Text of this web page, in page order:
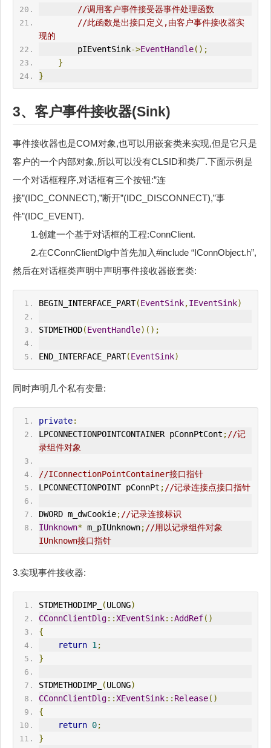
//调用客户事件接受器事件处理函数
//此函数是出接口定义,由客户事件接收器实
现的
        pIEventSink
->EventHandle();
}
}
3、客户事件接收器(Sink)
事件接收器也是COM对象,也可以用嵌套类来实现,但是它只是
客户的一个内部对象,所以可以没有CLSID和类厂.下面示例是
一个对话框程序,对话框有三个按钮:”连
接”(IDC_CONNECT),”断开”(IDC_DISCONNECT),”事
件”(IDC_EVENT).
1.创建一个基于对话框的工程:ConnClient.
2.在CConnClientDlg中首先加入#include “IConnObject.h”,
然后在对话框类声明中声明事件接收器嵌套类:
BEGIN_INTERFACE_PART(EventSink,IEventSink)
STDMETHOD(EventHandle)();
END_INTERFACE_PART(EventSink)
同时声明几个私有变量:
private:
LPCONNECTIONPOINTCONTAINER pConnPtCont ; //记
录组件对象
//IConnectionPointContainer接口指针
LPCONNECTIONPOINT pConnPt ; //记录连接点接口指针
DWORD m_dwCookie; //记录连接标识
IUnknown* m_pIUnknown; //用以记录组件对象
IUnknown接口指针
3.实现事件接收器:
STDMETHODIMP_ (ULONG)
CConnClientDlg::XEventSink::AddRef()
{
return 1 ;
}
STDMETHODIMP_ (ULONG)
CConnClientDlg::XEventSink:: Release()
{
return 0;
}